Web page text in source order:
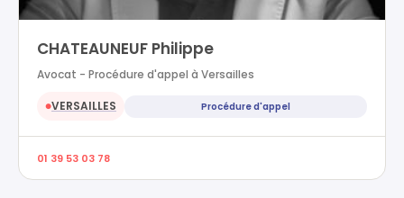
CHATEAUNEUF Philippe
Avocat - Procédure d'appel à Versailles
●VERSAILLES Procédure d'appel
01 39 53 03 78